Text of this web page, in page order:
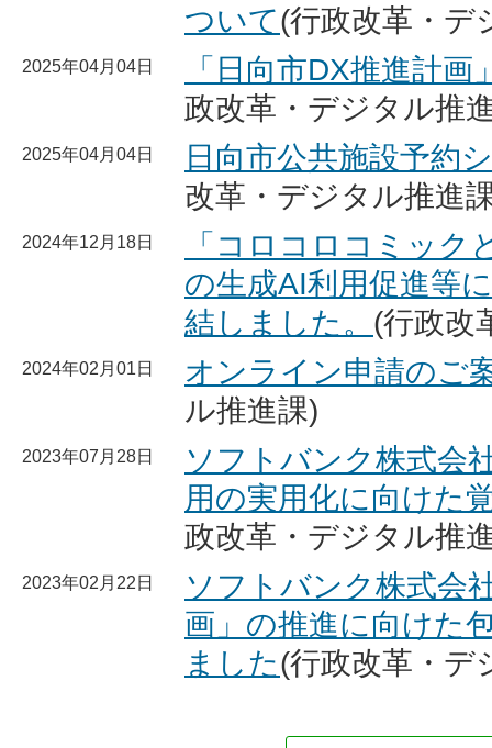
ついて(行政改革・デ
2025年04月04日
「日向市DX推進計
政改革・デジタル推
2025年04月04日
日向市公共施設予約
改革・デジタル推進
2024年12月18日
「コロコロコミック
の生成AI利用促進等
結しました。 (行政改
2024年02月01日
オンライン申請のご
ル推進課)
2023年07月28日
ソフトバンク株式会
用の実用化に向けた
政改革・デジタル推
2023年02月22日
ソフトバンク株式会
画」の推進に向けた
ました(行政改革・デ